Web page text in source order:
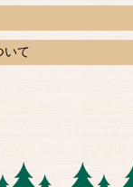
いて